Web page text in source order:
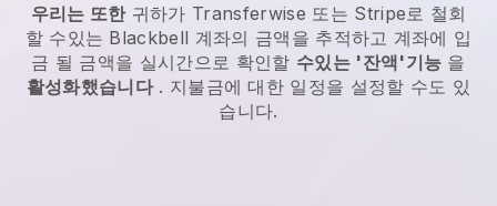
우리는 또한귀하가 Transferwise 또는 Stripe로 철회
할 수있는 Blackbell 계좌의 금액을 추적하고 계좌에 입
금 될 금액을 실시간으로 확인할 수있는 '잔액'기능 을
활성화했습니다. 지불금에 대한 일정을 설정할 수도 있
습니다.